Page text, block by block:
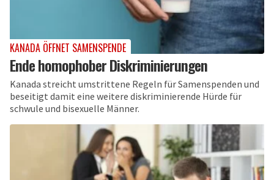
KANADA ÖFFNET SAMENSPENDE
Ende homophober Diskriminierungen
Kanada streicht umstrittene Regeln für Samenspenden und
beseitigt damit eine weitere diskriminierende Hürde für
schwule und bisexuelle Männer.